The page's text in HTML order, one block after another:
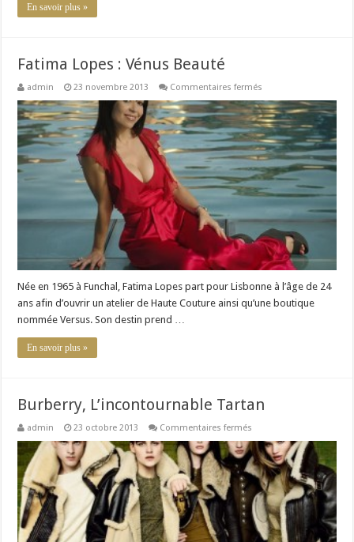
En savoir plus »
Fatima Lopes : Vénus Beauté
admin 23 novembre 2013 Commentaires fermés
Lopes
:
Vénus
Beauté
Née en 1965 à Funchal, Fatima Lopes part pour Lisbonne à l’âge de 24
ans afin d’ouvrir un atelier de Haute Couture ainsi qu’une boutique
nommée Versus. Son destin prend …
En savoir plus »
Burberry, L’incontournable Tartan
admin 23 octobre 2013 Commentaires fermés
L’incontournable
Tartan